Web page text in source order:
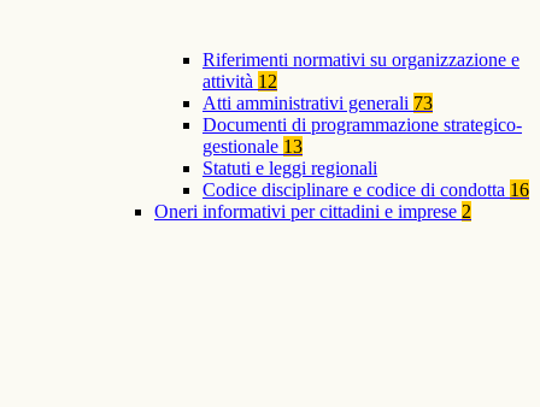
Riferimenti normativi su organizzazione e
attività 12
Atti amministrativi generali 73
Documenti di programmazione strategico-
gestionale 13
Statuti e leggi regionali
Codice disciplinare e codice di condotta 16
Oneri informativi per cittadini e imprese 2